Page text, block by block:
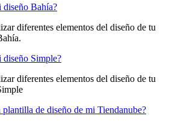
diseño Bahía?
diferentes elementos del diseño de tu
diseño Simple?
diferentes elementos del diseño de tu
plantilla de diseño de mi Tiendanube?